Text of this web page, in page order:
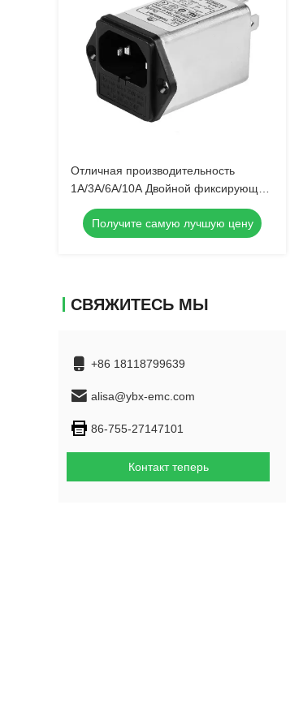
Отличная производительность
1A/3A/6A/10A Двойной фиксирующий
вход AC линия питания EMI фильтр
для медицинского оборудования
Получите самую лучшую цену
СВЯЖИТЕСЬ МЫ
alisa@ybx-emc.com
86-755-27147101
Контакт теперь